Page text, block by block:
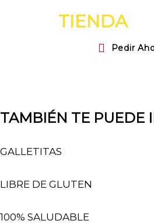
TIENDA
Pedir
TAMBIÉN TE PUEDE
GALLETITAS
LIBRE DE GLUTEN
100% SALUDABLE